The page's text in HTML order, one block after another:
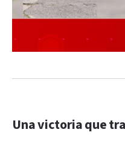
Una victoria que